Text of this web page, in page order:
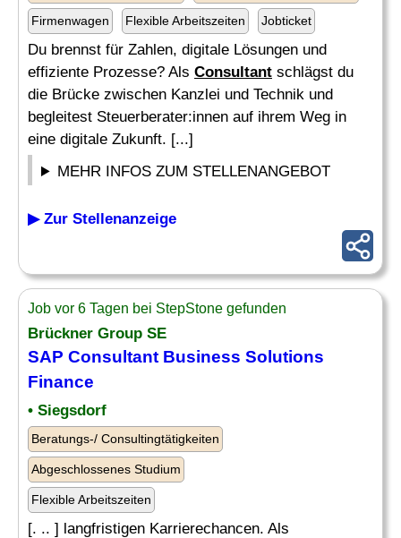
Firmenwagen Flexible Arbeitszeiten Jobticket
Du brennst für Zahlen, digitale Lösungen und
effiziente Prozesse? Als Consultant schlägst du
die Brücke zwischen Kanzlei und Technik und
begleitest Steuerberater:innen auf ihrem Weg in
eine digitale Zukunft. [...]
MEHR INFOS ZUM STELLENANGEBOT
▶ Zur Stellenanzeige
Job vor 6 Tagen bei StepStone gefunden
Brückner Group SE
SAP Consultant Business Solutions
Finance
• Siegsdorf
Beratungs-/ Consultingtätigkeiten
Abgeschlossenes Studium
Flexible Arbeitszeiten
[. .. ] langfristigen Karrierechancen. Als